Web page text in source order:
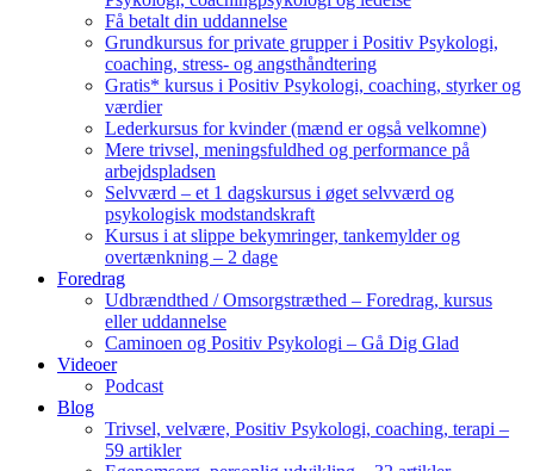
Få betalt din uddannelse
Grundkursus for private grupper i Positiv Psykologi,
coaching, stress- og angsthåndtering
Gratis* kursus i Positiv Psykologi, coaching, styrker og
værdier
Lederkursus for kvinder (mænd er også velkomne)
Mere trivsel, meningsfuldhed og performance på
arbejdspladsen
Selvværd – et 1 dagskursus i øget selvværd og
psykologisk modstandskraft
Kursus i at slippe bekymringer, tankemylder og
overtænkning – 2 dage
Foredrag
Udbrændthed / Omsorgstræthed – Foredrag, kursus
eller uddannelse
Caminoen og Positiv Psykologi – Gå Dig Glad
Videoer
Podcast
Blog
Trivsel, velvære, Positiv Psykologi, coaching, terapi –
59 artikler